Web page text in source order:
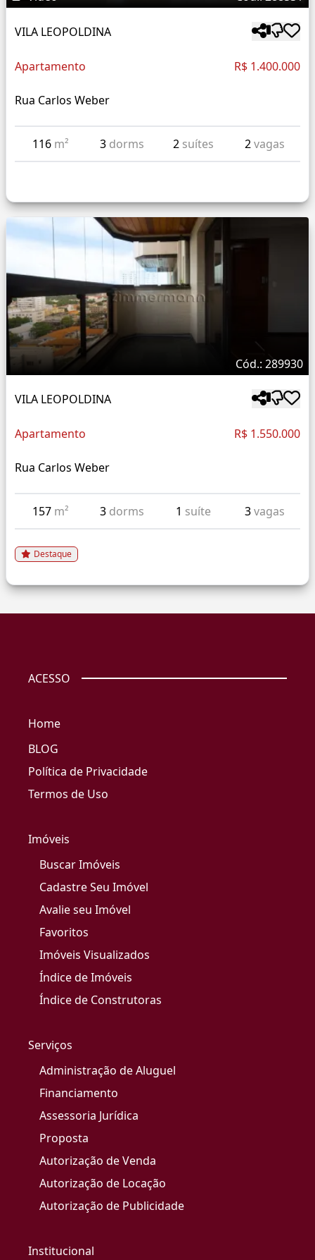
VILA LEOPOLDINA
Apartamento R$ 1.400.000
Rua Carlos Weber
116 m² 3 dorms 2 suítes 2vagas
Cód.: 289930
VILA LEOPOLDINA
Apartamento R$ 1.550.000
Rua Carlos Weber
157 m² 3 dorms 1 suíte 3vagas
Destaque
ACESSO
Home
BLOG
Política de Privacidade
Termos de Uso
Imóveis
Buscar Imóveis
Cadastre Seu Imóvel
Avalie seu Imóvel
Favoritos
Imóveis Visualizados
Índice de Imóveis
Índice de Construtoras
Serviços
Administração de Aluguel
Financiamento
Assessoria Jurídica
Proposta
Autorização de Venda
Autorização de Locação
Autorização de Publicidade
Institucional